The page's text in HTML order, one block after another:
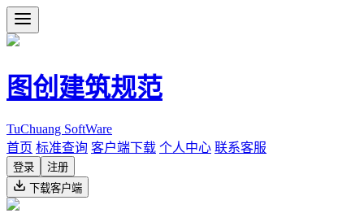
图创建筑规范
TuChuang SoftWare
首页 标准查询 客户端下载 个人中心 联系客服
登录
注册
下载客户端